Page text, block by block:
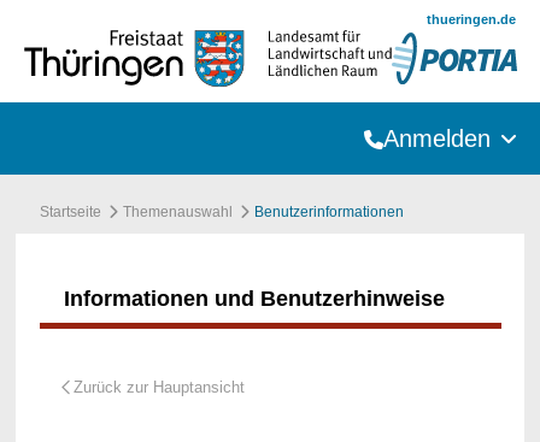
thueringen.de
Anmelden
Startseite Themenauswahl Benutzerinformationen
Informationen und Benutzerhinweise